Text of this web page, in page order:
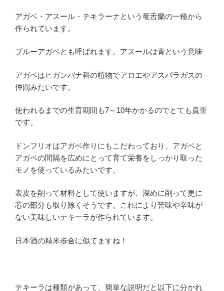
アガベ・アスール・テキラーナという竜舌蘭の一種から
作られています。
ブルーアガベとも呼ばれます。アスールは青という意味
アガベはヒガンバナ科の植物でアロエやアスパラガスの
仲間みたいです。
使われるまでの生育期間も7～10年かかるのでとても貴重
です。
ドンフリオはアガベ作りにもこだわっており、アガベと
アガベの間隔を広めにとって育て栄養をしっかり取った
モノを使っているみたいです。
表皮を削って材料として使いますが、深めに削って更に
芯の部分も取り除くそうです。これにより苦味や辛味が
ない美味しいテキーラが作られています。
日本酒の精米歩合に似てますね！
テキーラは種類があって、簡単な説明だと以下に分かれ